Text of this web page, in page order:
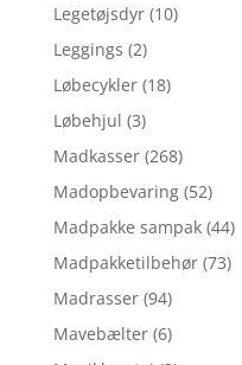
Legetøjsdyr (10)
Leggings (2)
Løbecykler (18)
Løbehjul (3)
Madkasser (268)
Madopbevaring (52)
Madpakke sampak (44)
Madpakketilbehør (73)
Madrasser (94)
Mavebælter (6)